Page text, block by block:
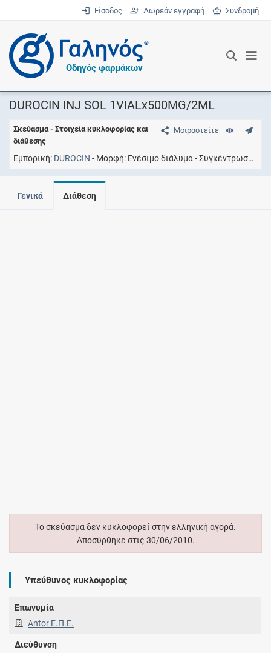
Είσοδος Δωρεάν εγγραφή Συνδρομή
®
Οδηγός φαρμάκων
DUROCIN INJ SOL 1VIALx500MG/2ML
Μοιραστείτε
Σκεύασμα - Στοιχεία κυκλοφορίας και
διάθεσης
Εμπορική DUROCIN Μορφή Eνέσιμο διάλυμα Συγκέντρωση
Γενικά Διάθεση
Το σκεύασμα δεν κυκλοφορεί στην ελληνική αγορά.
Αποσύρθηκε στις 30/06/2010.
Υπεύθυνος κυκλοφορίας
Επωνυμία
Antor Ε.Π.Ε.
Διεύθυνση